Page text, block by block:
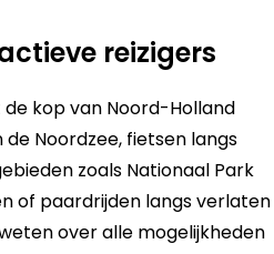
reizigers
kop van Noord-Holland
Noordzee, fietsen langs
zoals Nationaal Park
of paardrijden langs verlaten
over alle mogelijkheden